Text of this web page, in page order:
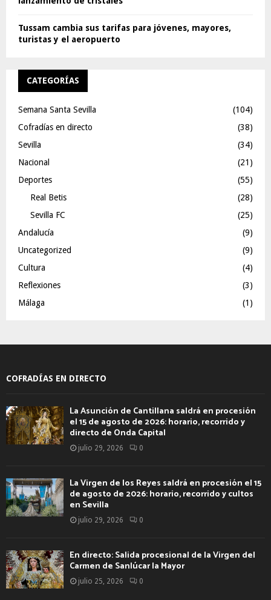
Tussam cambia sus tarifas para jóvenes, mayores,
turistas y el aeropuerto
CATEGORÍAS
Semana Santa Sevilla
(104)
Cofradías en directo
(38)
Sevilla
(34)
Nacional
(21)
Deportes
(55)
Real Betis
(28)
Sevilla FC
(25)
Andalucía
(9)
Uncategorized
(9)
Cultura
(4)
Reflexiones
(3)
Málaga
(1)
COFRADÍAS EN DIRECTO
La Asunción de Cantillana saldrá en procesión
el 15 de agosto de 2026: horario, recorrido y
directo de Onda Capital
julio 29, 2026 0
La Virgen de los Reyes saldrá en procesión el 15
de agosto de 2026: horario, recorrido y cultos
en Sevilla
julio 29, 2026 0
En directo: Salida procesional de la Virgen del
Carmen de Sanlúcar la Mayor
julio 25, 2026 0